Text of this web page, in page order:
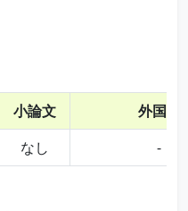
小論文
外国語
なし -